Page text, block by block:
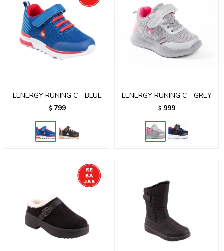
LENERGY RUNING C - BLUE
$ 799
LENERGY RUNING C - GREY
$ 999